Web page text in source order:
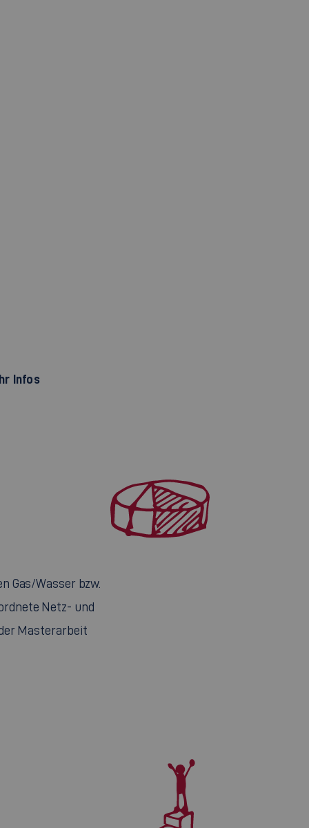
Infos
Gas/Wasser bzw.
Netz- und
Masterarbeit